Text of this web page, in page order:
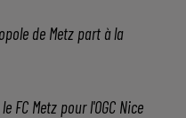
de Metz part à la
FC Metz pour l'OGC Nice